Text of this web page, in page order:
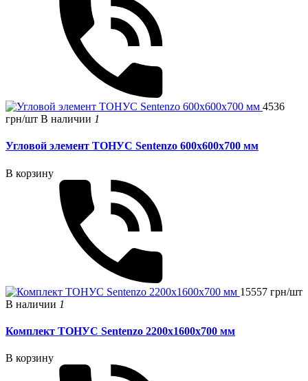
4536
грн/шт В наличии 1
Угловой элемент ТОНУС Sentenzo 600x600x700 мм
В корзину
15557 грн/шт
В наличии 1
Комплект ТОНУС Sentenzo 2200x1600x700 мм
В корзину